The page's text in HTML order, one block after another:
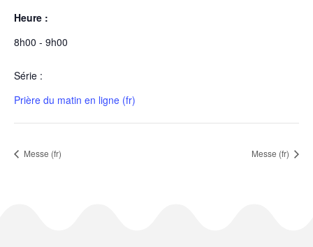
Heure :
8h00 - 9h00
Série :
Prière du matin en ligne (fr)
Messe (fr) Messe (fr)